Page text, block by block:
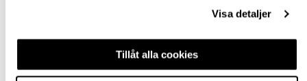
Visa detaljer
Tillåt alla cookies
Snabba leveranser
Hämta i butik